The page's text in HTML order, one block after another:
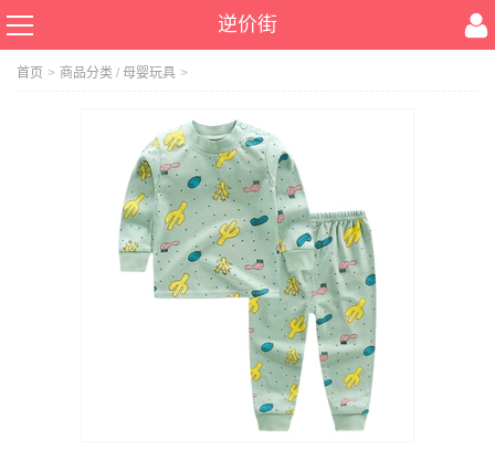
逆价街
首页 > 商品分类 / 母婴玩具 >